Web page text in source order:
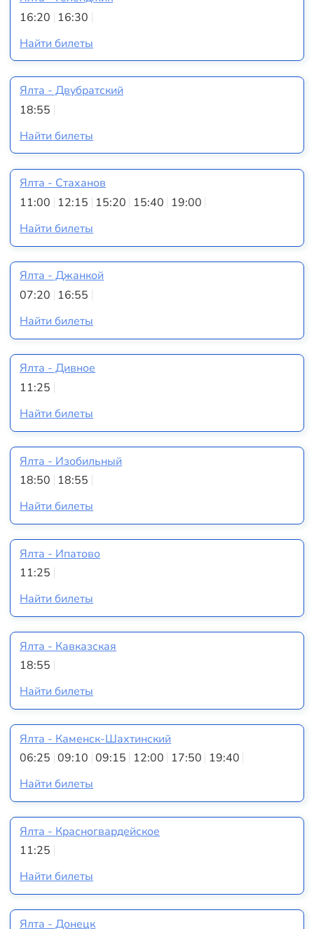
16:20 16:30
Найти билеты
Ялта - Двубратский
18:55
Найти билеты
Ялта - Стаханов
11:00 12:15 15:20 15:40 19:00
Найти билеты
Ялта - Джанкой
07:20 16:55
Найти билеты
Ялта - Дивное
11:25
Найти билеты
Ялта - Изобильный
18:50 18:55
Найти билеты
Ялта - Ипатово
11:25
Найти билеты
Ялта - Кавказская
18:55
Найти билеты
Ялта - Каменск-Шахтинский
06:25 09:10 09:15 12:00 17:50 19:40
Найти билеты
Ялта - Красногвардейское
11:25
Найти билеты
Ялта - Донецк